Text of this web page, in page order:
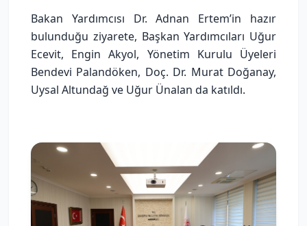
Bakan Yardımcısı Dr. Adnan Ertem’in hazır
bulunduğu ziyarete, Başkan Yardımcıları Uğur
Ecevit, Engin Akyol, Yönetim Kurulu Üyeleri
Bendevi Palandöken, Doç. Dr. Murat Doğanay,
Uysal Altundağ ve Uğur Ünalan da katıldı.